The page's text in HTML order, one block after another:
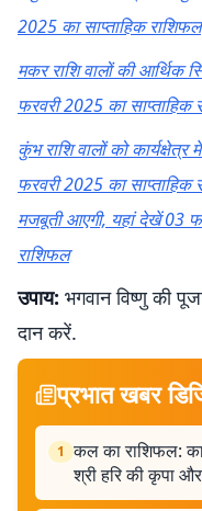
2025 का साप्ताहिक राशिफल
मकर राशि वालों की आर्थिक
फरवरी 2025 का साप्ताहिक
कुंभ राशि वालों को
फरवरी 2025 का साप्ताहिक
मजबूती आएगी, यहां देखें 03
राशिफल
उपाय: भगवान विष्णु की
दान करें.
प्रभात खबर
1 कल का राशिफल:
श्री हरि की कृपा